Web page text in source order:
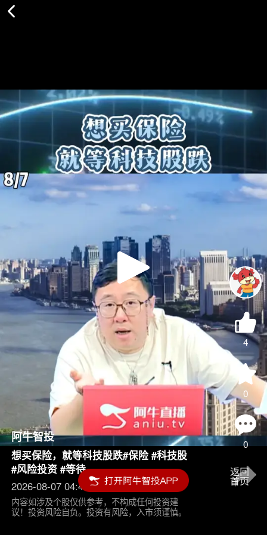
Play
Video
4
0
0
阿牛智投
想买保险，就等科技股跌#保险 #科技股
#风险投资 #等待
2026-08-07 04:45
内容如涉及个股仅供参考，不构成任何投资建
议！投资风险自负。投资有风险，入市须谨慎。